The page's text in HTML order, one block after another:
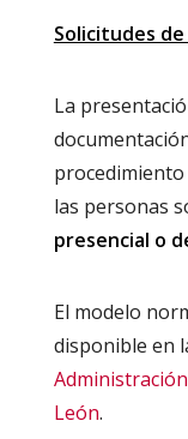
Solicitudes de
La
las personas
presencial o
El modelo
disponible en
León.